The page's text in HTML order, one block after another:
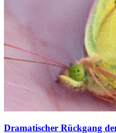
Dramatischer Rückgang